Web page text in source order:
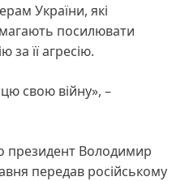
України, які
посилювати
за її агресію.
свою війну», –
президент Володимир
передав російському